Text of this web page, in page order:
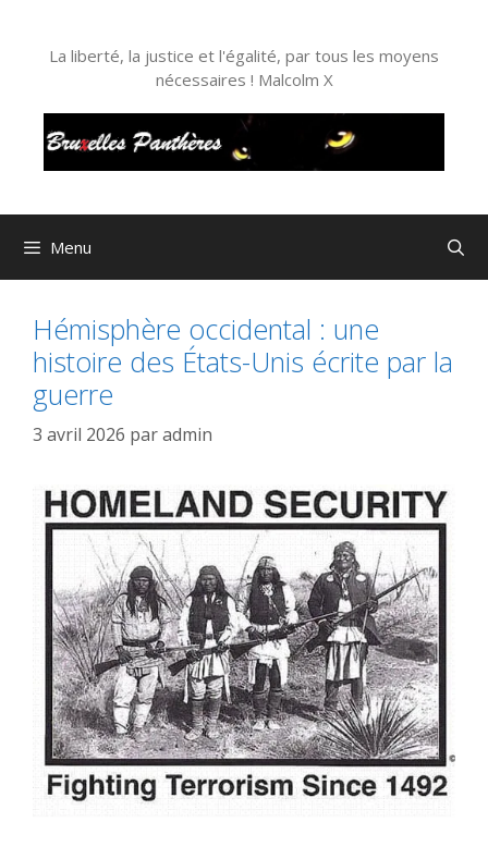
contenuLa liberté, la justice et l'égalité, par tous les moyens
nécessaires ! Malcolm X
Menu
Hémisphère occidental : une
histoire des États-Unis écrite par la
guerre
3 avril 2026 paradmin